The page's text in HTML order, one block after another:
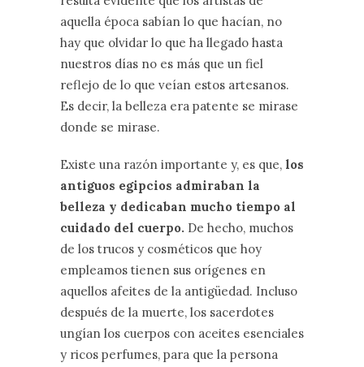
aquella época sabían lo que hacían, no
hay que olvidar lo que ha llegado hasta
nuestros días no es más que un fiel
reflejo de lo que veían estos artesanos.
Es decir, la belleza era patente se mirase
donde se mirase.
Existe una razón importante y, es que, los
antiguos egipcios admiraban la
belleza y dedicaban mucho tiempo al
cuidado del cuerpo. De hecho, muchos
de los trucos y cosméticos que hoy
empleamos tienen sus orígenes en
aquellos afeites de la antigüedad. Incluso
después de la muerte, los sacerdotes
ungían los cuerpos con aceites esenciales
y ricos perfumes, para que la persona